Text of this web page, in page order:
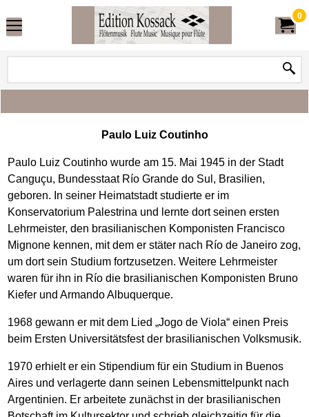
0
Paulo Luiz Coutinho
Paulo Luiz Coutinho wurde am 15. Mai 1945 in der Stadt
Canguçu, Bundesstaat Río Grande do Sul, Brasilien,
geboren. In seiner Heimatstadt studierte er im
Konservatorium Palestrina und lernte dort seinen ersten
Lehrmeister, den brasilianischen Komponisten Francisco
Mignone kennen, mit dem er stäter nach Río de Janeiro zog,
um dort sein Studium fortzusetzen. Weitere Lehrmeister
waren für ihn in Río die brasilianischen Komponisten Bruno
Kiefer und Armando Albuquerque.
1968 gewann er mit dem Lied „Jogo de Viola“ einen Preis
beim Ersten Universitätsfest der brasilianischen Volksmusik.
1970 erhielt er ein Stipendium für ein Studium in Buenos
Aires und verlagerte dann seinen Lebensmittelpunkt nach
Argentinien. Er arbeitete zunächst in der brasilianischen